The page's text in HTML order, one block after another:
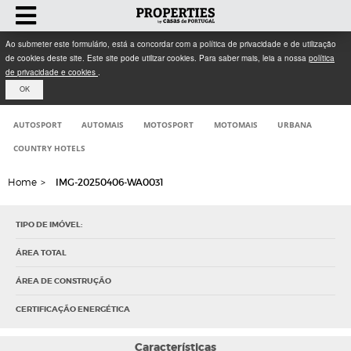
Ao submeter este formulário, está a concordar com a política de privacidade e de utilização
de cookies deste site. Este site pode utilizar cookies. Para saber mais, leia a nossa política
de privacidade e cookies .
OK
AUTOSPORT AUTOMAIS MOTOSPORT MOTOMAIS URBANA
COUNTRY HOTELS
Home > IMG-20250406-WA0031
TIPO DE IMÓVEL:
ÁREA TOTAL
ÁREA DE CONSTRUÇÃO
CERTIFICAÇÃO ENERGÉTICA
Características